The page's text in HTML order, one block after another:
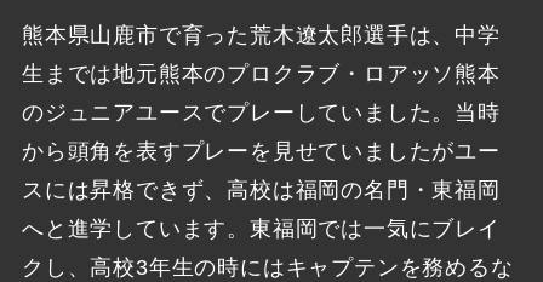
熊本県山鹿市で育った荒木遼太郎選手は、中学
生までは地元熊本のプロクラブ・ロアッソ熊本
のジュニアユースでプレーしていました。当時
から頭角を表すプレーを見せていましたがユー
スには昇格できず、高校は福岡の名門・東福岡
へと進学しています。東福岡では一気にブレイ
クし、高校3年生の時にはキャプテンを務めるな